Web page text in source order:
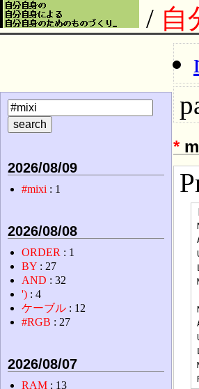
/ 自
*
2026/08/09
#mixi : 1
2026/08/08
ORDER : 1
BY : 27
AND : 32
') : 4
ケーブル : 12
#RGB : 27
2026/08/07
RAM : 13